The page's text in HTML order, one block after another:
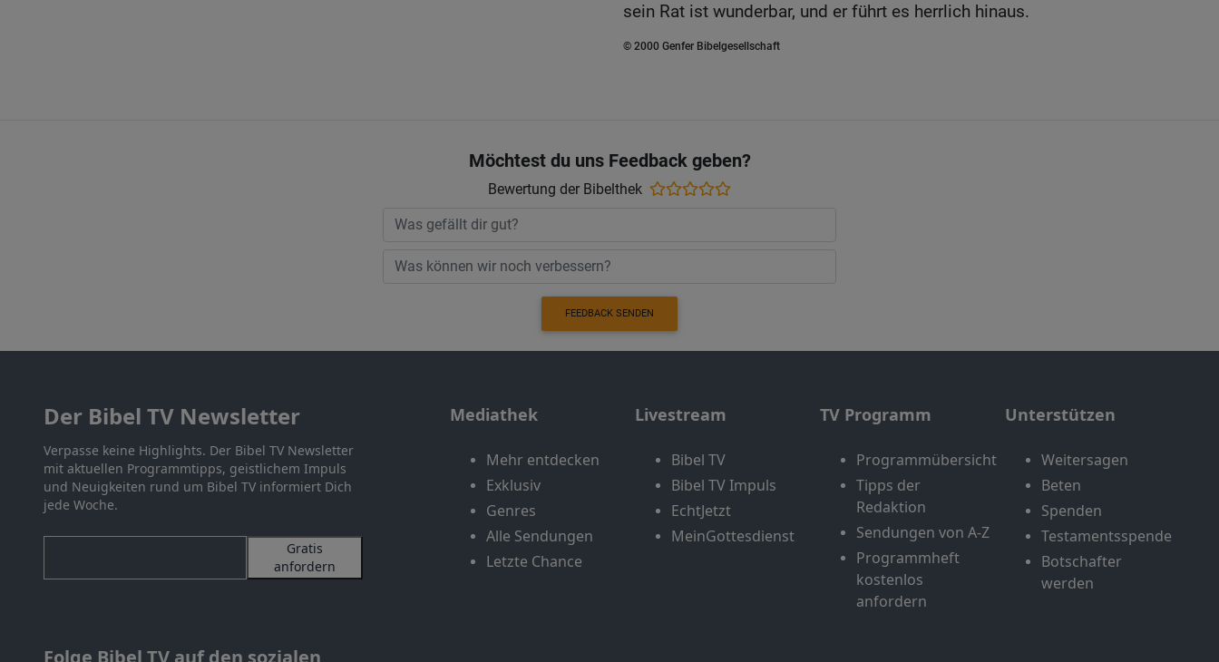
sein Rat ist wunderbar, und er führt es herrlich hinaus.
© 2000 Genfer Bibelgesellschaft
Möchtest du uns Feedback geben?
Bewertung der Bibelthek
FEEDBACK SENDEN
Der Bibel TV Newsletter
Verpasse keine Highlights. Der Bibel TV Newsletter
mit aktuellen Programmtipps, geistlichem Impuls
und Neuigkeiten rund um Bibel TV informiert Dich
jede Woche.
Gratis
anfordern
Mediathek
Mehr entdecken
Exklusiv
Genres
Alle Sendungen
Letzte Chance
Livestream
Bibel TV
Bibel TV Impuls
EchtJetzt
MeinGottesdienst
TV Programm
Programmübersicht
Tipps der
Redaktion
Sendungen von A-Z
Programmheft
kostenlos
anfordern
Unterstützen
Weitersagen
Beten
Spenden
Testamentsspende
Botschafter
werden